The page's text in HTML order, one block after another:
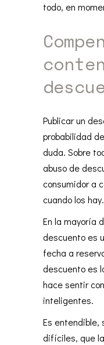
todo, en
Publicar un
probabilidad
duda. Sobre
abuso de
consumidor a
cuando los hay.
En la mayoría
descuento es
fecha a
descuento es
hace sentir
inteligentes.
Es entendible,
difíciles, que